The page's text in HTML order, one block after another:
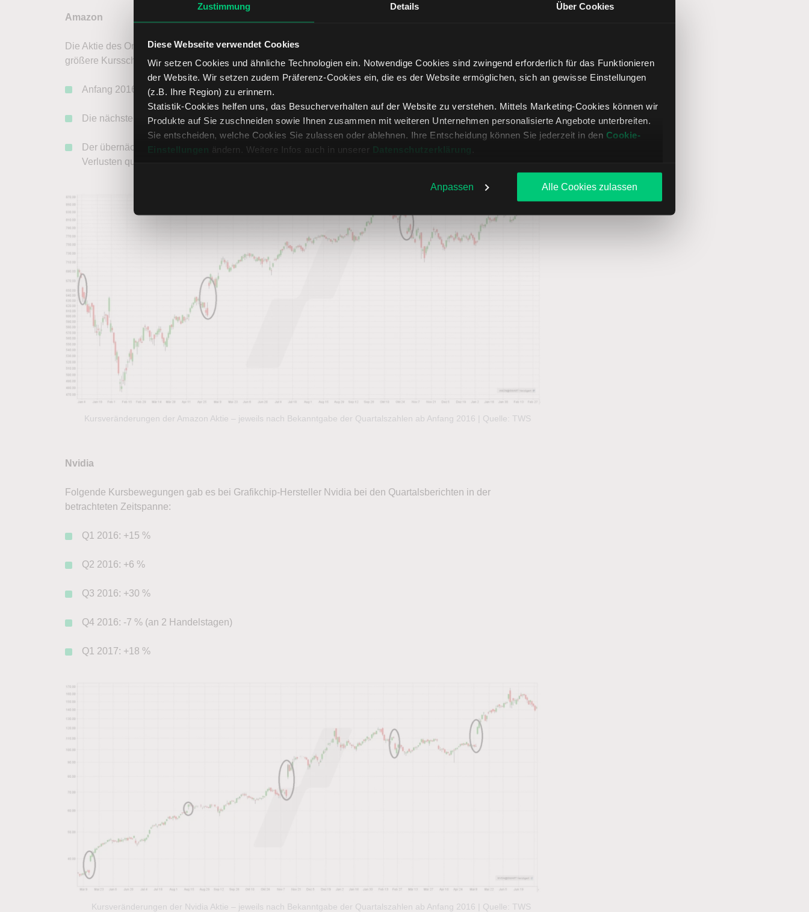
Zustimmung Details Über Cookies
Diese Webseite verwendet Cookies
Wir setzen Cookies und ähnliche Technologien ein. Notwendige Cookies sind zwingend erforderlich für das Funktionieren
der Website. Wir setzen zudem Präferenz-Cookies ein, die es der Website ermöglichen, sich an gewisse Einstellungen
(z.B. Ihre Region) zu erinnern.
Statistik-Cookies helfen uns, das Besucherverhalten auf der Website zu verstehen. Mittels Marketing-Cookies können wir
Produkte auf Sie zuschneiden sowie Ihnen zusammen mit weiteren Unternehmen personalisierte Angebote unterbreiten.
Sie entscheiden, welche Cookies Sie zulassen oder ablehnen. Ihre Entscheidung können Sie jederzeit in den Cookie-
Einstellungen
ändern. Weitere Infos auch in unserer Datenschutzerklärung
Anpassen Alle Cookies zulassen
Amazon
Die Aktie des Online-Shopping-GigantenAmazonverzeichnete in der jüngeren Vergangenheit ebenfalls
größere Kursschwankungen rund um die Veröffentlichung der Geschäftszahlen.
Anfang 2016 verlor Amazon nach den Zahlen zunächst -8 % und verzeichnete danach weitere Kursverluste.
Die nächsten Zahlen brachten wiederum +10 % Plus und weitere Folgegewinne.
Der übernächste Quartalsbericht per Ende September wurde zunächst mit -5 % und dann mit weiteren
Verlusten quittiert.
Kursveränderungen der Amazon Aktie – jeweils nach Bekanntgabe der Quartalszahlen ab Anfang 2016 | Quelle: TWS
Nvidia
Folgende Kursbewegungen gab es bei Grafikchip-Hersteller Nvidia bei den Quartalsberichten in der
betrachteten Zeitspanne:
Q1 2016: +15 %
Q2 2016: +6 %
Q3 2016: +30 %
Q4 2016: -7 % (an 2 Handelstagen)
Q1 2017: +18 %
Kursveränderungen der Nvidia Aktie – jeweils nach Bekanntgabe der Quartalszahlen ab Anfang 2016 | Quelle: TWS